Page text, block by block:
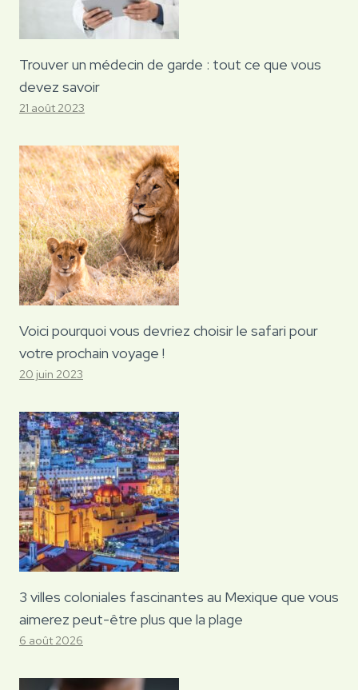
Trouver un médecin de garde : tout ce que vous
devez savoir
21 août 2023
Voici pourquoi vous devriez choisir le safari pour
votre prochain voyage !
20 juin 2023
3 villes coloniales fascinantes au Mexique que vous
aimerez peut-être plus que la plage
6 août 2026